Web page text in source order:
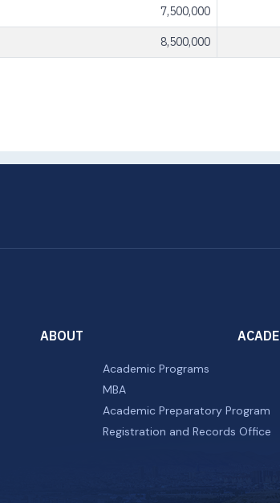
7,500,000
8,500,000
ABOUT
Academic Programs
MBA
Academic Preparatory Program
Registration and Records Office